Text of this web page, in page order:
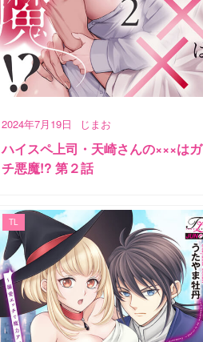
2024年7月19日 じまお
ハイスペ上司・天崎さんの×××はガ
チ悪魔!? 第２話
TL